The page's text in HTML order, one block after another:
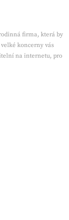
firma, která by
koncerny vás
na internetu, pro